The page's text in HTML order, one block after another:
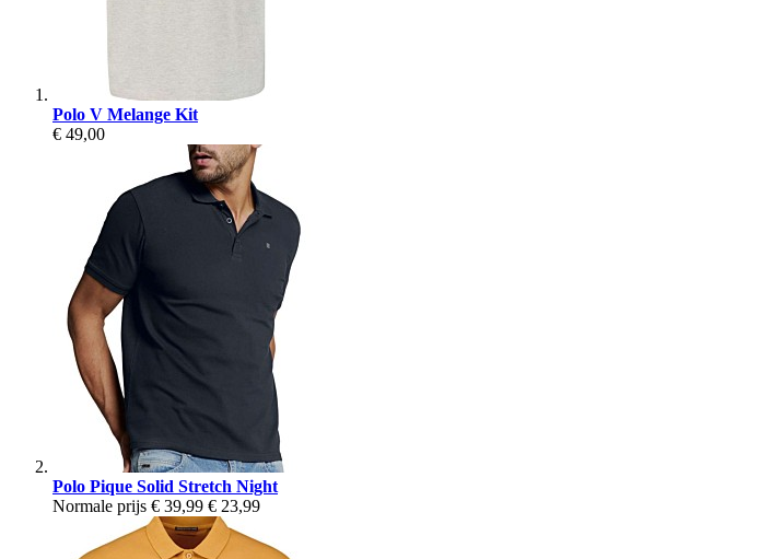
Polo V Melange Kit
€ 49,00
Polo Pique Solid Stretch Night
Normale prijs € 39,99 € 23,99